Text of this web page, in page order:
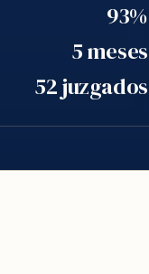
93%
5 meses
52 juzgados